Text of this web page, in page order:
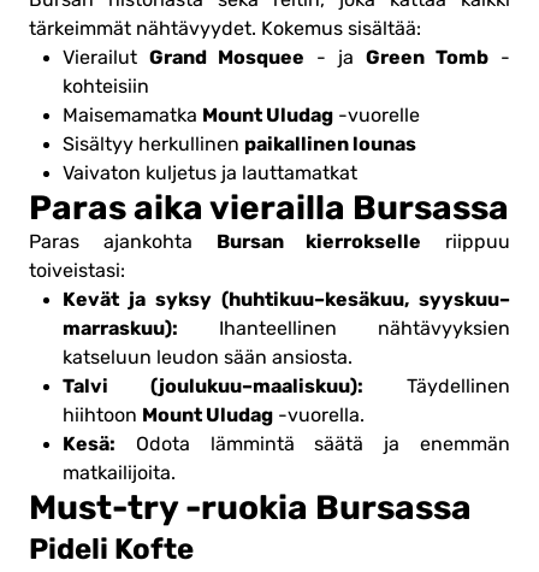
tärkeimmät nähtävyydet. Kokemus sisältää:
Vierailut Grand Mosquee - ja Green Tomb -
kohteisiin
Maisemamatka Mount Uludag -vuorelle
Sisältyy herkullinen paikallinen lounas
Vaivaton kuljetus ja lauttamatkat
Paras aika vierailla Bursassa
Paras ajankohta Bursan kierrokselle riippuu
toiveistasi:
Kevät ja syksy (huhtikuu–kesäkuu, syyskuu–
marraskuu): Ihanteellinen nähtävyyksien
katseluun leudon sään ansiosta.
Talvi (joulukuu–maaliskuu): Täydellinen
hiihtoon Mount Uludag -vuorella.
Kesä: Odota lämmintä säätä ja enemmän
matkailijoita.
Must-try -ruokia Bursassa
Pideli Kofte